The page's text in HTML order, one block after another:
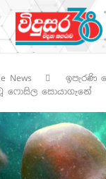
News
ඉපැරණි
ෆොසිල සොයාගැනේ